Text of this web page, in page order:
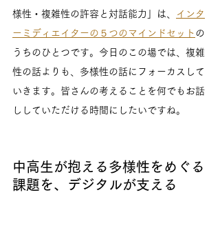
様性・複雑性の許容と対話能力」は、
インタ
ーミディエイターの５つのマインドセット の
うちのひとつです。今日のこの場では、複雑
性の話よりも、多様性の話にフォーカスして
いきます。皆さんの考えることを何でもお話
ししていただける時間にしたいですね。
中高生が抱える多様性をめぐる
課題を、デジタルが支える